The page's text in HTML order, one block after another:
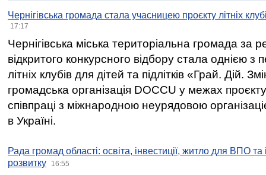
Чернігівська громада стала учасницею проєкту літніх
17:17
Чернігівська міська територіальна громада за
відкритого конкурсного відбору стала однією
літніх клубів для дітей та підлітків «Грай. Дій.
громадська організація DOCCU у межах
співпраці з міжнародною неурядовою
в Україні.
Рада громад області: освіта, інвестиції, житло для ВПО
розвитку
16:55